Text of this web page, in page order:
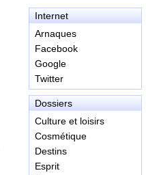
Internet
Arnaques
Facebook
Google
Twitter
Dossiers
Culture et loisirs
Cosmétique
Destins
Esprit